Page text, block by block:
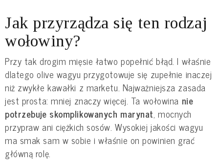
Jak przyrządza się ten rodzaj
wołowiny?
Przy tak drogim mięsie łatwo popełnić błąd. I właśnie
dlatego olive wagyu przygotowuje się zupełnie inaczej
niż zwykłe kawałki z marketu. Najważniejsza zasada
jest prosta: mniej znaczy więcej. Ta wołowina nie
potrzebuje skomplikowanych marynat, mocnych
przypraw ani ciężkich sosów. Wysokiej jakości wagyu
ma smak sam w sobie i właśnie on powinien grać
główną rolę.